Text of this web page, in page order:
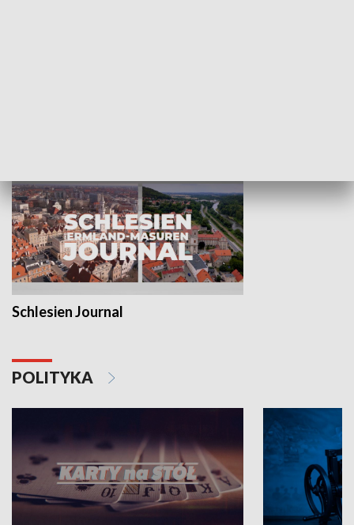
Schlesien Journal
POLITYKA